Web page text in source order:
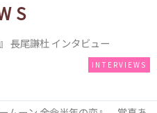
映画『恋に至る病』 長尾謙杜 インタビュー
INTERVIEWS